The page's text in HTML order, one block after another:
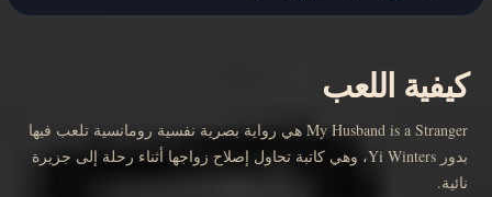
كيفية اللعب
My Husband is a Stranger هي رواية بصرية نفسية رومانسية تلعب فيها
بدور Yi Winters، وهي كاتبة تحاول إصلاح زواجها أثناء رحلة إلى جزيرة
نائية.